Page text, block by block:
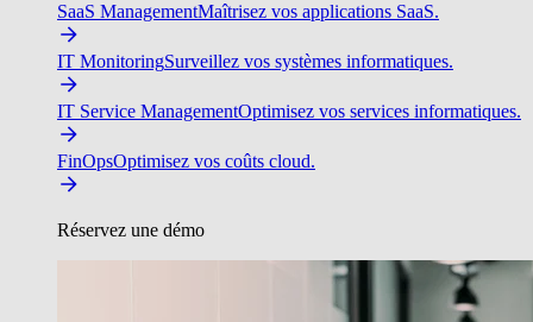
SaaS ManagementMaîtrisez vos applications SaaS.
IT MonitoringSurveillez vos systèmes informatiques.
IT Service ManagementOptimisez vos services informatiques.
FinOpsOptimisez vos coûts cloud.
Réservez une démo